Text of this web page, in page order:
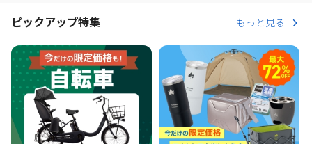
ピックアップ特集 もっと見る